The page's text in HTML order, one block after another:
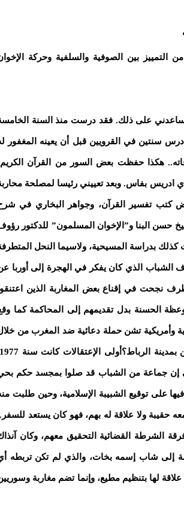
بين الصوفية والسلفية وحركة
على ذلك. فقد درست منذ السنة
سنتين في القرويين قبل أن يعينه المغفور
هكذا حفظت بعض السور من القرآن
ادريس بفاس. وبعد تعييني رئيسا لمصلحة
كتب تفسير القرآن، وجواهر البخاري في
حسن البنا و”الإخوان المسلمون” للدكتور
كذلك بدراسة المسيحية، ولاسيما النحل
الذي كان يفكر في الهجرة إلى أوربا
نجحت في إقناع بعض المغاربة الذين
الحسنة بدل تقديمهم إلى المحاكمة كما
وأمريكية تشن حملة دعائية ضد المغرب من
لي إن جماعة من الشباب قد صلوا بمجسد حكم
على توقيع الشبيبة الإسلامية، وحين طلبت
حقيبة ولا علاقة له بهم، فهو كان يستعد
الشرطة القضائية التحقيق معهم، وكان
إلى شاب إسمه بخات، والذي لم تكن تربطه
لها بتنظيم مطيع، وإنما تضم مغاربة